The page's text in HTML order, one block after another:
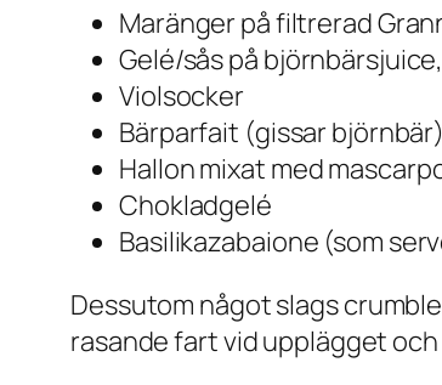
Maränger på filtrerad
Gelé/sås på
Violsocker
Bärparfait (gissar björnbär)
Hallon mixat med
Chokladgelé
Basilikazabaione (som
Dessutom något slags
rasande fart vid upplägget